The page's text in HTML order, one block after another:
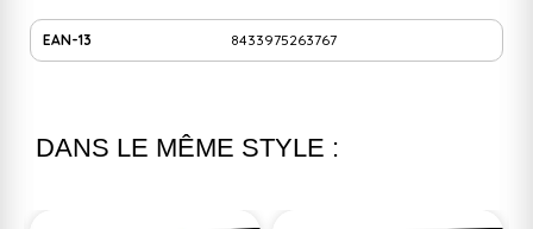
EAN-13 8433975263767
DANS LE MÊME STYLE :